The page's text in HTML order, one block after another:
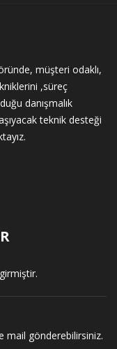
müşteri odaklı,
,süreç
danışmalık
teknik desteği
mail gönderebilirsiniz.